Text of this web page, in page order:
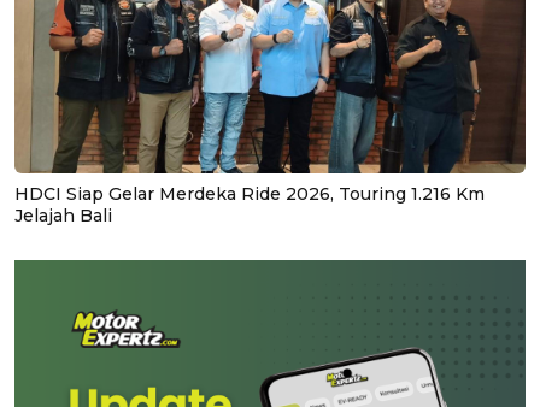
HDCI Siap Gelar Merdeka Ride 2026, Touring 1.216 Km
Jelajah Bali